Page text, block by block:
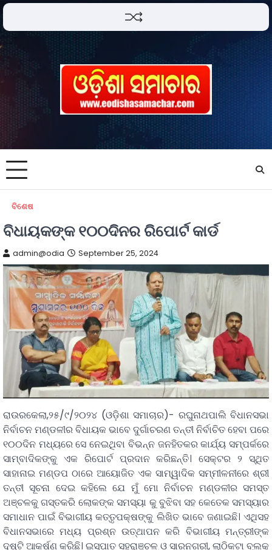
ବିଶେଷ
ବିଧାୟକଙ୍କ ୧୦୦ଦିନର ରିପୋର୍ଟ କାର୍ଡ
admin@odia September 25, 2024
ରାଉରକେଲା,୨୫/୯/୨୦୨୪ (ଓଡ଼ିଶା ସମାଚାର)- ରଘୁନାଥପାଲି ବିଧାନସଭା
ନିର୍ବାଚନ ମଣ୍ଡଳୀର ବିଧାୟକ ଭାବେ ଦୁର୍ଗାଚରଣ ତନ୍ତୀ ନିର୍ବାଚିତ ହେବା ପରେ
୧୦୦ଦିନ ମଧ୍ୟରେ ସେ ନେଇଥିବା ବିଭନ୍ନ ଜନହିତକର କାର୍ଯ୍ୟ ସମ୍ପର୍କରେ
ସାମ୍ବାଦିକଙ୍କୁ ଏକ ରିପୋର୍ଟ ପ୍ରଦାନ କରିଛନ୍ତି। ସେକ୍ଟର ୨ ସ୍ଥିତ
ସାହାନାଇ ମଣ୍ଡପ ଠାରେ ଆୟୋଜିତ ଏକ ସାମ୍ୱାଦିକ ସମ୍ମୀଳନୀରେ ଶ୍ରୀ
ତନ୍ତୀ ସୂଚନା ଦେଇ କହିଲେ ଯେ ମୁଁ ମୋ ନିର୍ବାଚନ ମଣ୍ଡଳୀର ସମସ୍ତ
ଅଞ୍ଚଳକୁ ଗସ୍ତକରି ଲୋକଙ୍କ ସମସ୍ୟା କୁ ବୁଝିବା ସହ କେତେକ ସମସ୍ୟାର
ସମାଧାନ ପାଇଁ ବିଭାଗୀୟ କତ୍ତୃପକ୍ଷଙ୍କୁ ଲିଖିତ ଭାବେ ଜଣାଇଛି। ଏଥିସହ
ବିଧାନସଭାରେ ମଧ୍ୟ ପ୍ରଶ୍ନ ଉତ୍ଥାପନ କରି ବିଭାଗୀୟ ମନ୍ତ୍ରୀଙ୍କ
ଦୃଷ୍ଟି ଆକର୍ଷଣ କରିଛି। ଇସ୍ପାତ ସହରାଞ୍ଚଳ ଓ ସାରନଗରୀ, ଲାଠିକଟା ବ୍ଲକ୍